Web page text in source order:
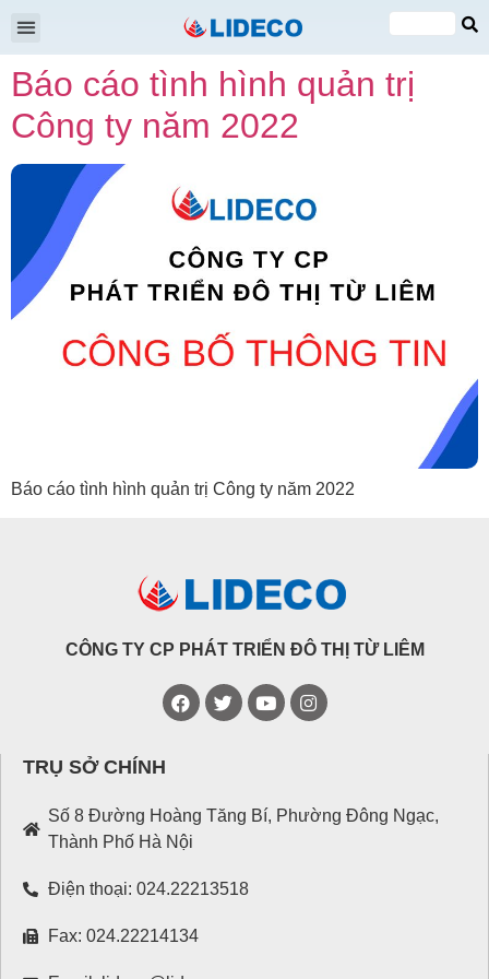
VI
EN
Báo cáo tình hình quản trị
Công ty năm 2022
Báo cáo tình hình quản trị Công ty năm 2022
CÔNG TY CP PHÁT TRIỂN ĐÔ THỊ TỪ LIÊM
TRỤ SỞ CHÍNH
Số 8 Đường Hoàng Tăng Bí, Phường Đông Ngạc,
Thành Phố Hà Nội
Điện thoại: 024.22213518
Fax: 024.22214134